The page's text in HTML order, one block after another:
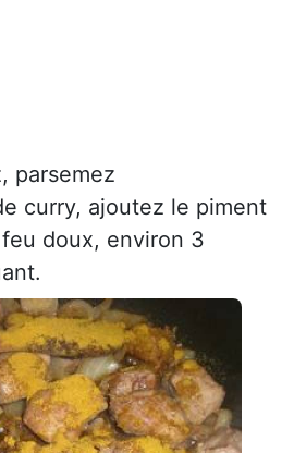
parsemez
curry, ajoutez le piment
doux, environ 3